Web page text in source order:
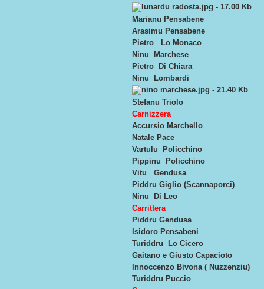
Marianu Pensabene
Arasimu Pensabene
Pietro Lo Monaco
Ninu Marchese
Pietro Di Chiara
Ninu Lombardi
Stefanu Triolo
Carnizzera
Accursio Marchello
Natale Pace
Vartulu Policchino
Pippinu Policchino
Vitu Gendusa
Piddru Giglio (Scannaporci)
Ninu Di Leo
Carrittera
Piddru Gendusa
Isidoro Pensabeni
Turiddru Lo Cicero
Gaitano e Giusto Capacioto
Innoccenzo Bivona ( Nuzzenziu)
Turiddru Puccio